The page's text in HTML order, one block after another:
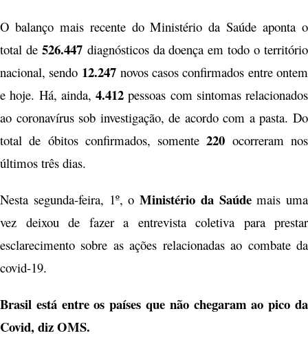
O balanço mais recente do Ministério da Saúde aponta o
total de 526.447 diagnósticos da doença em todo o território
nacional, sendo 12.247 novos casos confirmados entre ontem
e hoje. Há, ainda, 4.412pessoas com sintomas relacionados
ao coronavírus sob investigação, de acordo com a pasta. Do
total de óbitos confirmados, somente220 ocorreram nos
últimos três dias.
Nesta segunda-feira, 1º, o Ministério da Saúdemais uma
vez deixou de fazer a entrevista coletiva para prestar
esclarecimento sobre as ações relacionadas ao combate da
covid-19.
Brasil está entre os países que não chegaram ao pico da
Covid, diz OMS.